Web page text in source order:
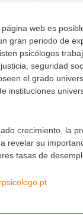
página web es
gran periodo de
psicólogos
seguridad
el grado
instituciones
crecimiento, la
revelar su
tasas de